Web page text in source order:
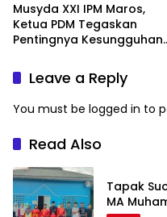
Musyda XXI IPM Maros,
Ketua PDM Tegaskan
Pentingnya Kesungguhan
Leave a Reply
You must be logged in to
Read Also
Tapak
MA